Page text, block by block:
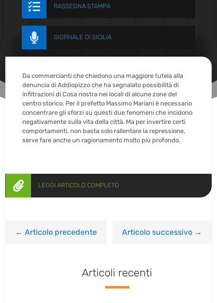
 RASSEGNA STAMPA
 GIORNALE DI SICILIA
Da commercianti che chiedono una maggiore tutela alla
denuncia di Addiopizzo che ha segnalato possibilità di
infiltrazioni di Cosa nostra nei locali di alcune zone del
centro storico. Per il prefetto Massimo Mariani è necessario
concentrare gli sforzi su questi due fenomeni che incidono
negativamente sulla vita della città. Ma per invertire certi
comportamenti, non basta solo rallentare la repressione,
serve fare anche un ragionamento molto più profondo.
 LEGGI ARTICOLO COMPLETO
←Articolo precedente Articolo successivo→
Articoli recenti